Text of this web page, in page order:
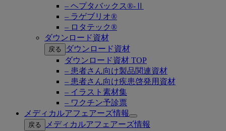
– ヘプタバックス®-Ⅱ
– ラゲブリオ®
– ロタテック®
ダウンロード資材
戻る
ダウンロード資材
ダウンロード資材 TOP
– 患者さん向け製品関連資材
– 患者さん向け疾患啓発用資材
– イラスト素材集
– ワクチン予診票
メディカルアフェアーズ情報
Open
submenu
戻る
メディカルアフェアーズ情報